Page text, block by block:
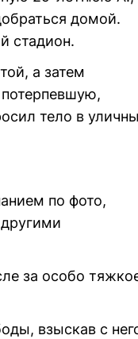
домой.
стадион.
а затем
тело в
по фото,
за особо
взыскав с